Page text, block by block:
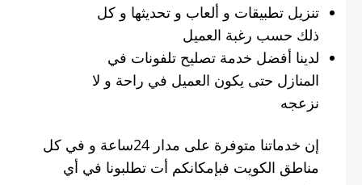
تنزيل تطبيقات و ألعاب و تحديثها و كل
ذلك حسب رغبة العميل
لدينا أفضل خدمة تصليح تلفونات في
المنازل حتى يكون العميل في راحة و لا
نزعجه
إن خدماتنا متوفرة على مدار 24ساعة و في كل
مناطق الكويت فبإمكانكم أت تطلبونا في أي